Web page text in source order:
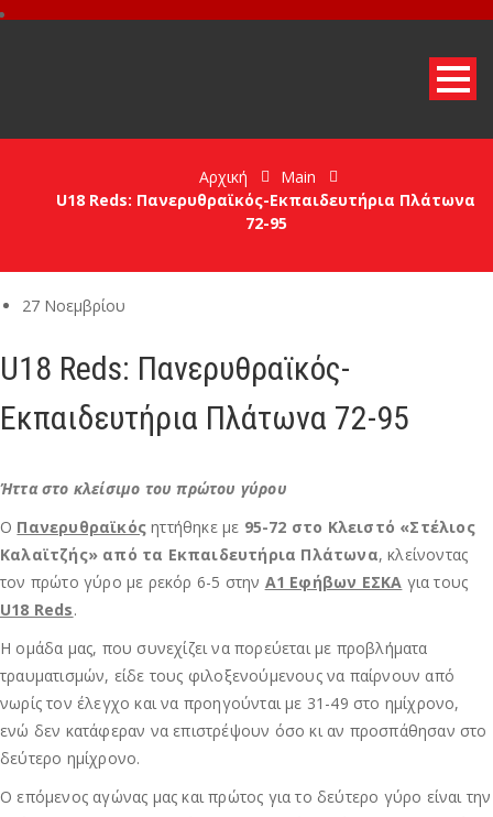
Αρχική
Main
U18 Reds: Πανερυθραϊκός-Εκπαιδευτήρια Πλάτωνα
72-95
27 Νοεμβρίου
U18 Reds: Πανερυθραϊκός-
Εκπαιδευτήρια Πλάτωνα 72-95
Ήττα στο κλείσιμο του πρώτου γύρου
Ο Πανερυθραϊκός ηττήθηκε με 95-72 στο Κλειστό «Στέλιος
Καλαϊτζής» από τα Εκπαιδευτήρια Πλάτωνα, κλείνοντας
τον πρώτο γύρο με ρεκόρ 6-5 στην Α1 Εφήβων ΕΣΚΑ για τους
U18 Reds.
Η ομάδα μας, που συνεχίζει να πορεύεται με προβλήματα
τραυματισμών, είδε τους φιλοξενούμενους να παίρνουν από
νωρίς τον έλεγχο και να προηγούνται με 31-49 στο ημίχρονο,
ενώ δεν κατάφεραν να επιστρέψουν όσο κι αν προσπάθησαν στο
δεύτερο ημίχρονο.
Ο επόμενος αγώνας μας και πρώτος για το δεύτερο γύρο είναι την